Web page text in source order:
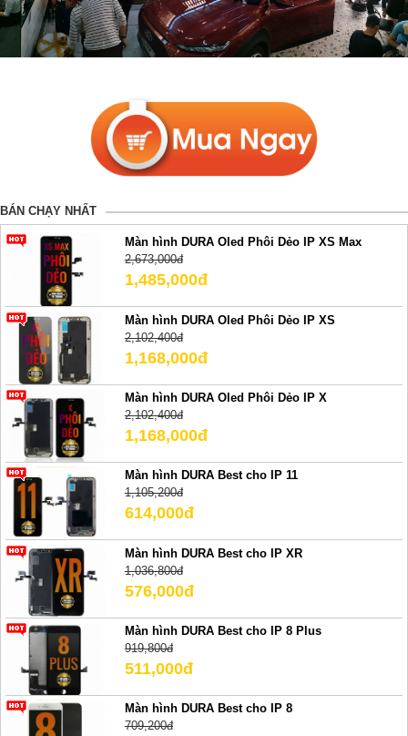
BÁN CHẠY NHẤT
Màn hình DURA Oled Phôi Dẻo IP XS Max
2,673,000đ
1,485,000đ
Màn hình DURA Oled Phôi Dẻo IP XS
2,102,400đ
1,168,000đ
Màn hình DURA Oled Phôi Dẻo IP X
2,102,400đ
1,168,000đ
Màn hình DURA Best cho IP 11
1,105,200đ
614,000đ
Màn hình DURA Best cho IP XR
1,036,800đ
576,000đ
Màn hình DURA Best cho IP 8 Plus
919,800đ
511,000đ
Màn hình DURA Best cho IP 8
709,200đ